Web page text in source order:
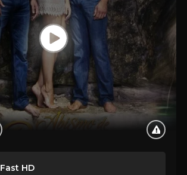
Fast HD